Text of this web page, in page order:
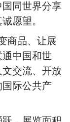
同世界分享
愿望。
商品、让展
中国和世
交流、开放
际公共产